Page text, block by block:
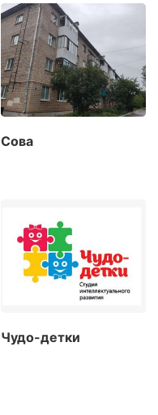
Сова
Чудо-детки